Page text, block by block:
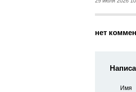
нет
Имя